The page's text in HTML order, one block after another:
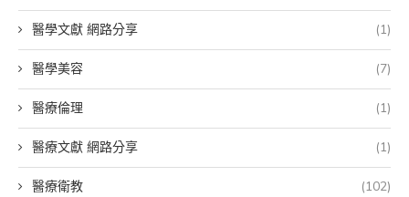
醫學文獻 網路分享 (1)
醫學美容 (7)
醫療倫理 (1)
醫療文獻 網路分享 (1)
醫療衛教 (102)